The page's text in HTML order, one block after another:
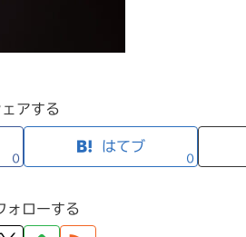
アする
0
はてブ
0
ォローする